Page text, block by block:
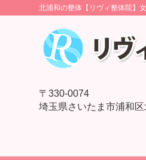
北浦和の整体【リヴィ整体院】
〒330-0074
埼玉県さいたま市浦和